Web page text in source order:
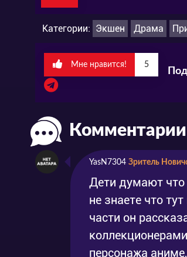
Категории: Экшен Драма
Мне нравится! 5
Комментарии
YasN7304 Зритель
Дети думают что
не знаете что
части он
персонажа